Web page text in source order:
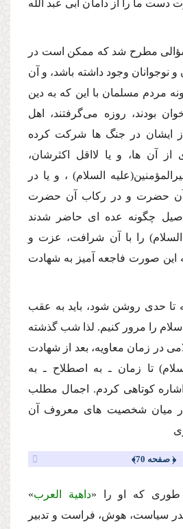
دست ما را از دامان ابى عبد الله
مطرح شد كه ممكن است در
نوجوانان وجود داشته باشد، و آن
مردم مسلمان با این كه به دین
خوان بودند، روزه مى‌گرفتند، اهل
از ایشان در جنگ ها شركت كرده
از آن ها، و یا لااقل اكثرشان،
(علیه السلام) ، و یا در
آن حضرت و در ركاب آن حضرت
چگونه عده اى حاضر شدند
را با آن شرافت، عزت و
این صورت فاجعه آمیز به شهادت
تا حدى روشن شود، باید به عقب
را مرور كنیم. لذا شب گذشته
در زمان معاویه، بعد از شهادت
تا زمان ـ به اصطلاح ـ به
كوتاهى كردم. اجمال مطلب
در میان شخصیت هاى معروف آن
﴿ صفحه 70﴾
طورى كه او را «داهیة العرب»
سیاست، هوش، فراست و تدبیر